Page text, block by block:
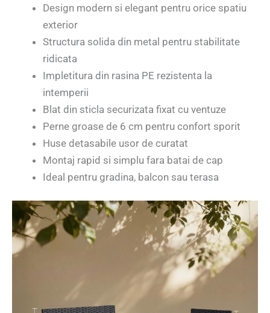
Design modern si elegant pentru orice spatiu
exterior
Structura solida din metal pentru stabilitate
ridicata
Impletitura din rasina PE rezistenta la
intemperii
Blat din sticla securizata fixat cu ventuze
Perne groase de 6 cm pentru confort sporit
Huse detasabile usor de curatat
Montaj rapid si simplu fara batai de cap
Ideal pentru gradina, balcon sau terasa